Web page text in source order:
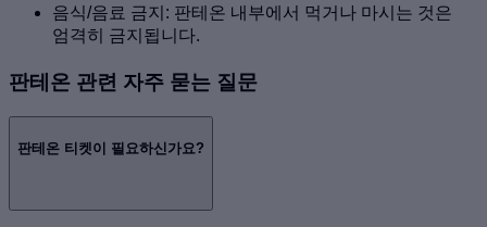
음식/음료 금지: 판테온 내부에서 먹거나 마시는 것은
엄격히 금지됩니다.
판테온 관련 자주 묻는 질문
판테온 티켓이 필요하신가요?